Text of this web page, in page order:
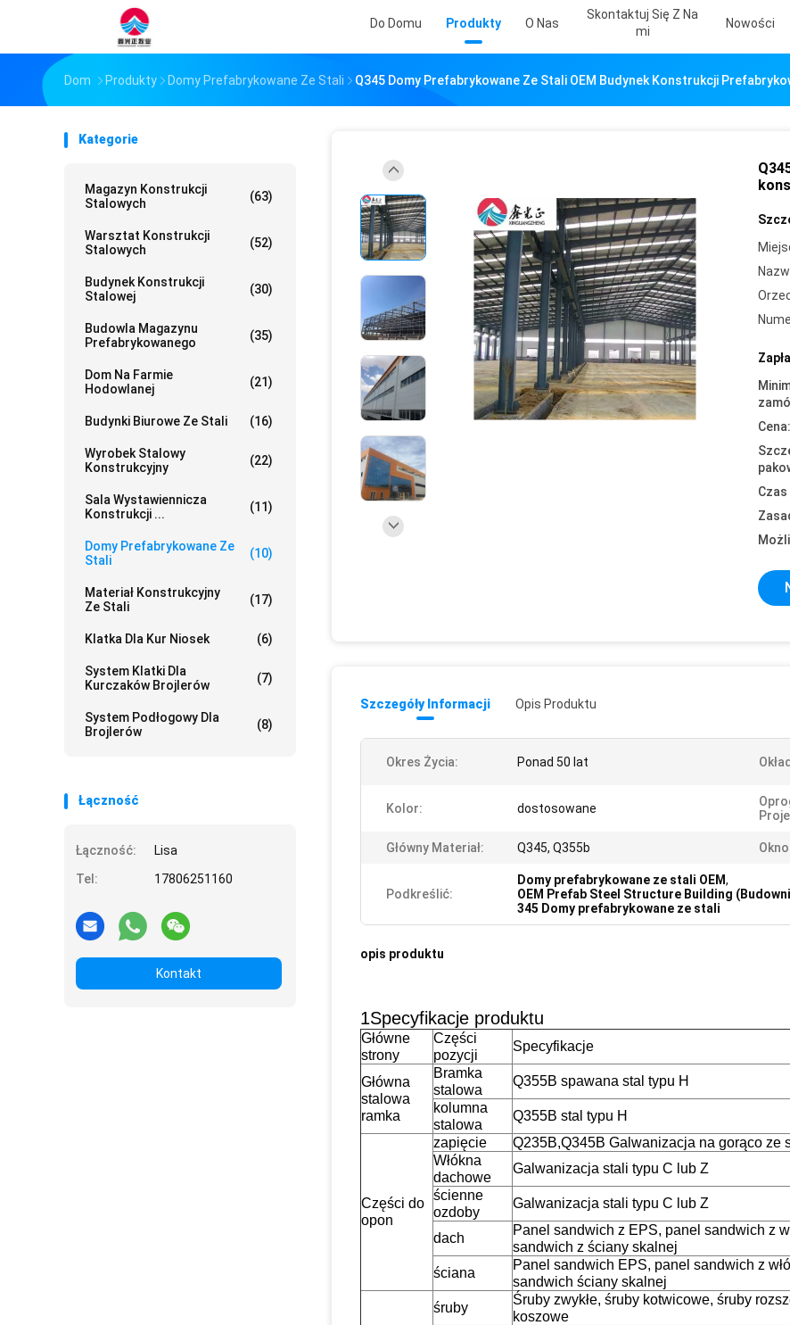
Do Domu Produkty O Nas
Skontaktuj Się Z Na
Mi
Nowości
Dom Produkty Domy Prefabrykowane Ze Stali Q345 Domy Prefabrykowane Ze Stali OEM Budynek Konstrukcji
Kategorie
Magazyn Konstrukcji
Stalowych
(63)
Warsztat Konstrukcji
Stalowych
(52)
Budynek Konstrukcji
Stalowej
(30)
Budowla Magazynu
Prefabrykowanego
(35)
Dom Na Farmie
Hodowlanej
(21)
Budynki Biurowe Ze Stali (16)
Wyrobek Stalowy
Konstrukcyjny
(22)
Sala Wystawiennicza
Konstrukcji ...
(11)
Domy Prefabrykowane Ze
Stali
(10)
Materiał Konstrukcyjny
Ze Stali
(17)
Klatka Dla Kur Niosek (6)
System Klatki Dla
Kurczaków Brojlerów
(7)
System Podłogowy Dla
Brojlerów
(8)
Łączność
Łączność:
Lisa
Tel:
17806251160
Kontakt
Cena:
Szczegóły Informacji Opis Produktu
Okres Życia: Ponad 50 lat
Kolor: dostosowane
Główny Materiał: Q345, Q355b
Podkreślić:
Domy prefabrykowane ze stali OEM,
OEM Prefab Steel Structure Building
345 Domy prefabrykowane ze stali
opis produktu
1Specyfikacje produktu
Główne
strony
Części
pozycji
Specyfikacje
Główna
stalowa
ramka
Bramka
stalowa
Q355B spawana stal typu H
kolumna
stalowa
Q355B stal typu H
Części do
opon
zapięcie
Q235B,Q345B Galwanizacja na gorąco ze
Włókna
dachowe
Galwanizacja stali typu C lub Z
ścienne
ozdoby
Galwanizacja stali typu C lub Z
dach
Panel sandwich z EPS, panel sandwich z
sandwich z ściany skalnej
ściana
Panel sandwich EPS, panel sandwich z
sandwich ściany skalnej
śruby
Śruby zwykłe, śruby kotwicowe, śruby
koszowe